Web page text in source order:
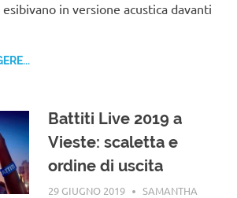
in versione acustica davanti
Battiti Live 2019 a
Vieste: scaletta e
ordine di uscita
29 GIUGNO 2019 SAMANTHA